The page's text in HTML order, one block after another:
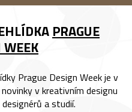
PRAGUE
WEEK
Prague Design Week je v
v kreativním designu
a studií.